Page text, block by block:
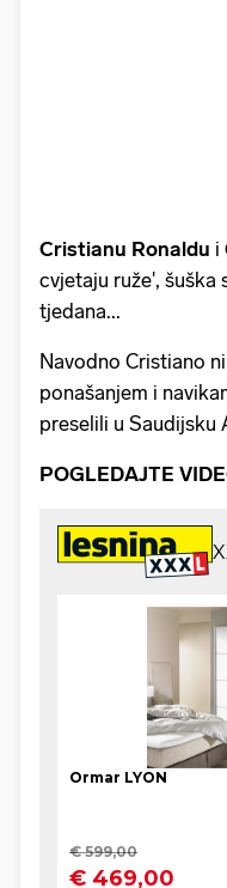
Cristianu Ronaldu i
cvjetaju ruže', šuška
tjedana...
Navodno Cristiano
ponašanjem i
preselili u Saudijsku
POGLEDAJTE